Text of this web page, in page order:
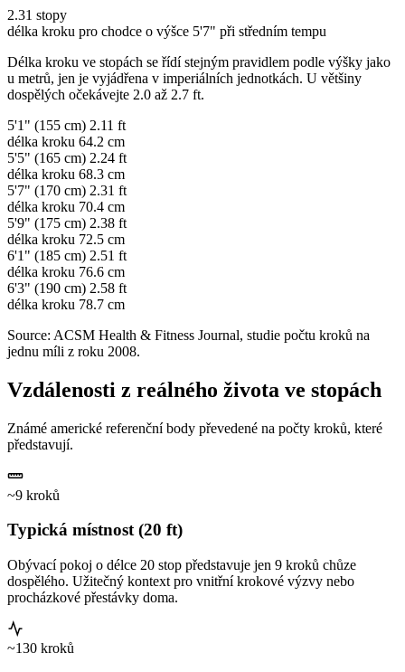
2.31 stopy
délka kroku pro chodce o výšce 5'7" při středním tempu
Délka kroku ve stopách se řídí stejným pravidlem podle výšky jako
u metrů, jen je vyjádřena v imperiálních jednotkách. U většiny
dospělých očekávejte 2.0 až 2.7 ft.
5'1" (155 cm) 2.11 ft
délka kroku 64.2 cm
5'5" (165 cm) 2.24 ft
délka kroku 68.3 cm
5'7" (170 cm) 2.31 ft
délka kroku 70.4 cm
5'9" (175 cm) 2.38 ft
délka kroku 72.5 cm
6'1" (185 cm) 2.51 ft
délka kroku 76.6 cm
6'3" (190 cm) 2.58 ft
délka kroku 78.7 cm
Source: ACSM Health & Fitness Journal, studie počtu kroků na
jednu míli z roku 2008.
Vzdálenosti z reálného života ve stopách
Známé americké referenční body převedené na počty kroků, které
představují.
~9 kroků
Typická místnost (20 ft)
Obývací pokoj o délce 20 stop představuje jen 9 kroků chůze
dospělého. Užitečný kontext pro vnitřní krokové výzvy nebo
procházkové přestávky doma.
~130 kroků